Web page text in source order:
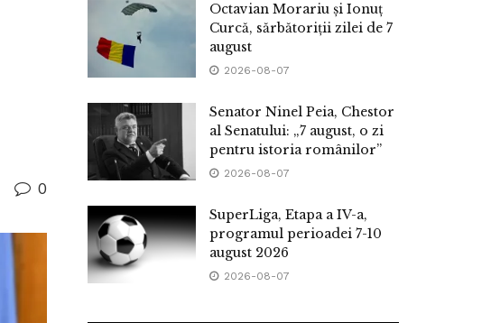
0
Octavian Morariu și Ionuț
Curcă, sărbătoriții zilei de 7
august
2026-08-07
Senator Ninel Peia, Chestor
al Senatului: „7 august, o zi
pentru istoria românilor”
2026-08-07
SuperLiga, Etapa a IV-a,
programul perioadei 7-10
august 2026
2026-08-07